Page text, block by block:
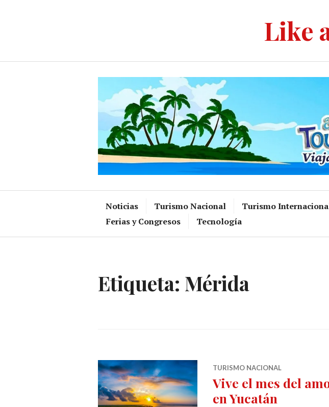
Like
Noticias Turismo Nacional Turismo
Ferias y Congresos
Tecnología
Etiqueta: Mérida
TURISMO NACIONAL
Vive el mes del
en Yucatán